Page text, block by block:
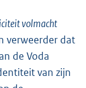
volmacht
verweerder dat
de Voda
van zijn